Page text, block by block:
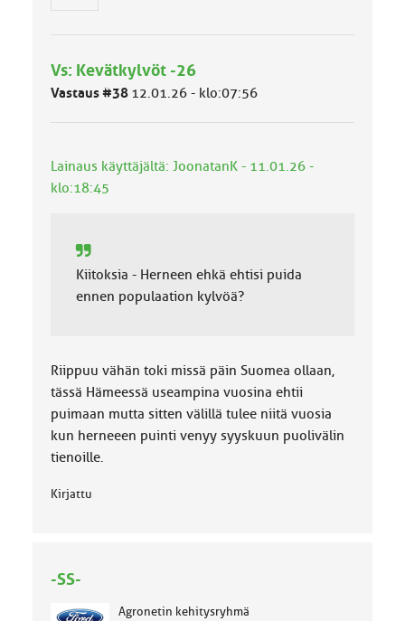
m
ä
k
a
Vs: Kevätkylvöt -26
Vastaus #38 12.01.26 - klo:07:56
Lainaus käyttäjältä: JoonatanK - 11.01.26 -
klo:18:45
Kiitoksia - Herneen ehkä ehtisi puida
ennen populaation kylvöä?
Riippuu vähän toki missä päin Suomea ollaan,
tässä Hämeessä useampina vuosina ehtii
puimaan mutta sitten välillä tulee niitä vuosia
kun herneeen puinti venyy syyskuun puolivälin
tienoille.
Kirjattu
-SS-
Agronetin kehitysryhmä